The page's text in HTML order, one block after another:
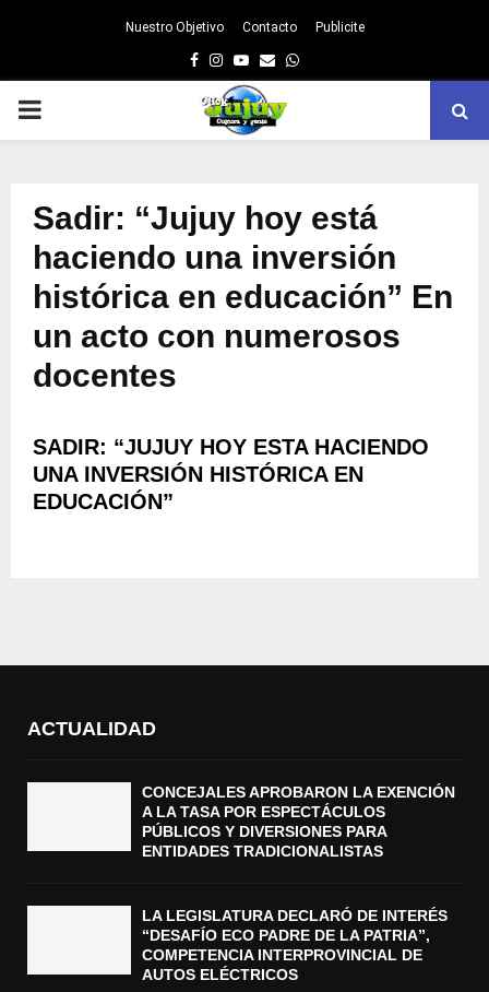
Nuestro Objetivo Contacto Publicite
Facebook
Instagram
Youtube
EmailWhatsapp
PRIMARY
Sadir: “Jujuy hoy está
haciendo una inversión
histórica en educación” En
un acto con numerosos
docentes
SADIR: “JUJUY HOY ESTA HACIENDO
UNA INVERSIÓN HISTÓRICA EN
EDUCACIÓN”
ACTUALIDAD
CONCEJALES APROBARON LA EXENCIÓN
A LA TASA POR ESPECTÁCULOS
PÚBLICOS Y DIVERSIONES PARA
ENTIDADES TRADICIONALISTAS
LA LEGISLATURA DECLARÓ DE INTERÉS
“DESAFÍO ECO PADRE DE LA PATRIA”,
COMPETENCIA INTERPROVINCIAL DE
AUTOS ELÉCTRICOS